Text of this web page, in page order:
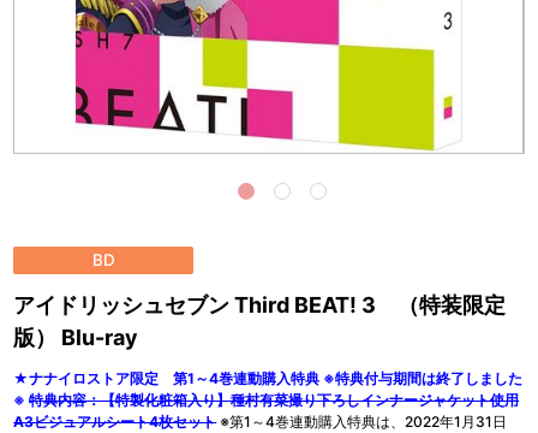
BD
アイドリッシュセブン Third BEAT! 3 （特装限定
版） Blu-ray
★ナナイロストア限定 第1～4巻連動購入特典 ※特典付与期間は終了しました
※特典内容：【特製化粧箱入り】種村有菜撮り下ろしインナージャケット使用
A3ビジュアルシート4枚セット※第1～4巻連動購入特典は、2022年1月31日